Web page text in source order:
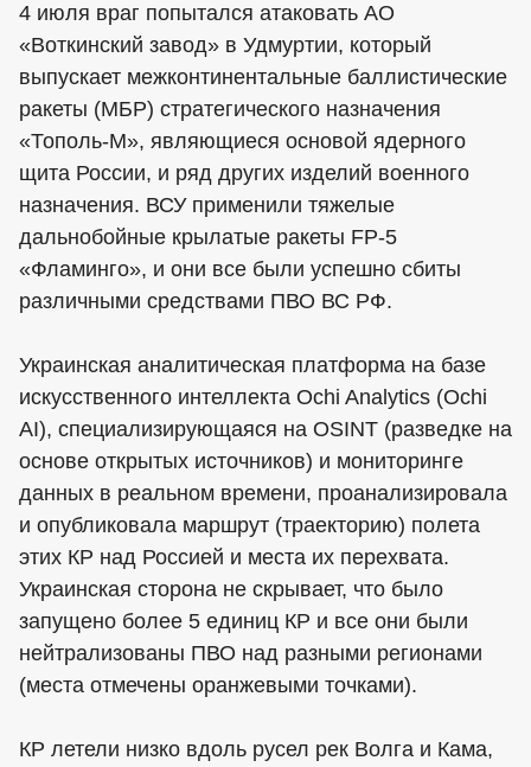
4 июля враг попытался атаковать АО
«Воткинский завод» в Удмуртии, который
выпускает межконтинентальные баллистические
ракеты (МБР) стратегического назначения
«Тополь-М», являющиеся основой ядерного
щита России, и ряд других изделий военного
назначения. ВСУ применили тяжелые
дальнобойные крылатые ракеты FP-5
«Фламинго», и они все были успешно сбиты
различными средствами ПВО ВС РФ.
Украинская аналитическая платформа на базе
искусственного интеллекта Ochi Analytics (Ochi
AI), специализирующаяся на OSINT (разведке на
основе открытых источников) и мониторинге
данных в реальном времени, проанализировала
и опубликовала маршрут (траекторию) полета
этих КР над Россией и места их перехвата.
Украинская сторона не скрывает, что было
запущено более 5 единиц КР и все они были
нейтрализованы ПВО над разными регионами
(места отмечены оранжевыми точками).
КР летели низко вдоль русел рек Волга и Кама,